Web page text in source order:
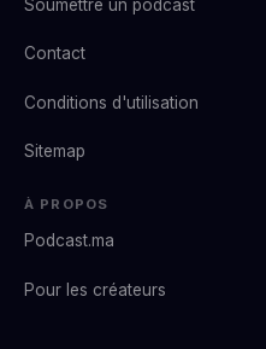
Soumettre un podcast
Contact
Conditions d'utilisation
Sitemap
À PROPOS
Podcast.ma
Pour les créateurs